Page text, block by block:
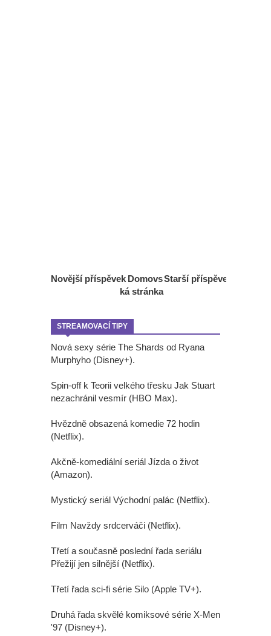
Novější příspěvek Starší příspěvek
Domovs
ká stránka
STREAMOVACÍ TIPY
Nová sexy série The Shards od Ryana
Murphyho (Disney+).
Spin-off k Teorii velkého třesku Jak Stuart
nezachránil vesmír (HBO Max).
Hvězdně obsazená komedie 72 hodin
(Netflix).
Akčně-komediální seriál Jízda o život
(Amazon).
Mystický seriál Východní palác (Netflix).
Film Navždy srdcerváči (Netflix).
Třetí a současně poslední řada seriálu
Přežijí jen silnější (Netflix).
Třetí řada sci-fi série Silo (Apple TV+).
Druhá řada skvělé komiksové série X-Men
'97 (Disney+).